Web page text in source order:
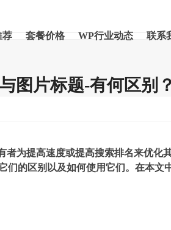
荐 套餐价格 WP行业动态 联系
图片标题-有何区别？
为提高速度或提高搜索排名来优化
们的区别以及如何使用它们。在本文